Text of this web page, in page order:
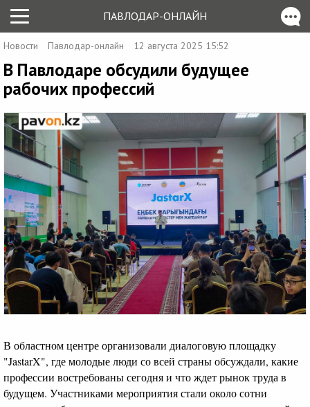
ПАВЛОДАР-ОНЛАЙН
Новости Павлодар-онлайн 12 августа 2025 15:52
В Павлодаре обсудили будущее
рабочих профессий
В областном центре организовали диалоговую площадку
"JastarX", где молодые люди со всей страны обсуждали, какие
профессии востребованы сегодня и что ждет рынок труда в
будущем. Участниками мероприятия стали около сотни